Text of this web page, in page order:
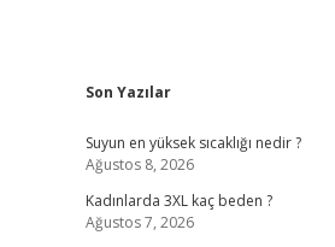
Sidebar
Son Yazılar
Suyun en yüksek sıcaklığı nedir ?
Ağustos 8, 2026
Kadınlarda 3XL kaç beden ?
Ağustos 7, 2026